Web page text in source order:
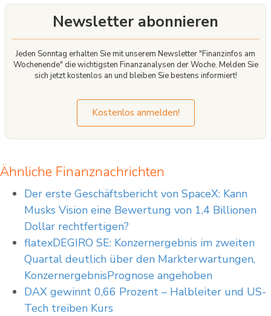
Newsletter abonnieren
Jeden Sonntag erhalten Sie mit unserem Newsletter "Finanzinfos am
Wochenende" die wichtigsten Finanzanalysen der Woche. Melden Sie
sich jetzt kostenlos an und bleiben Sie bestens informiert!
Kostenlos anmelden!
Ähnliche Finanznachrichten
Der erste Geschäftsbericht von SpaceX: Kann
Musks Vision eine Bewertung von 1,4 Billionen
Dollar rechtfertigen?
flatexDEGIRO SE: Konzernergebnis im zweiten
Quartal deutlich über den Markterwartungen,
KonzernergebnisPrognose angehoben
DAX gewinnt 0,66 Prozent – Halbleiter und US-
Tech treiben Kurs